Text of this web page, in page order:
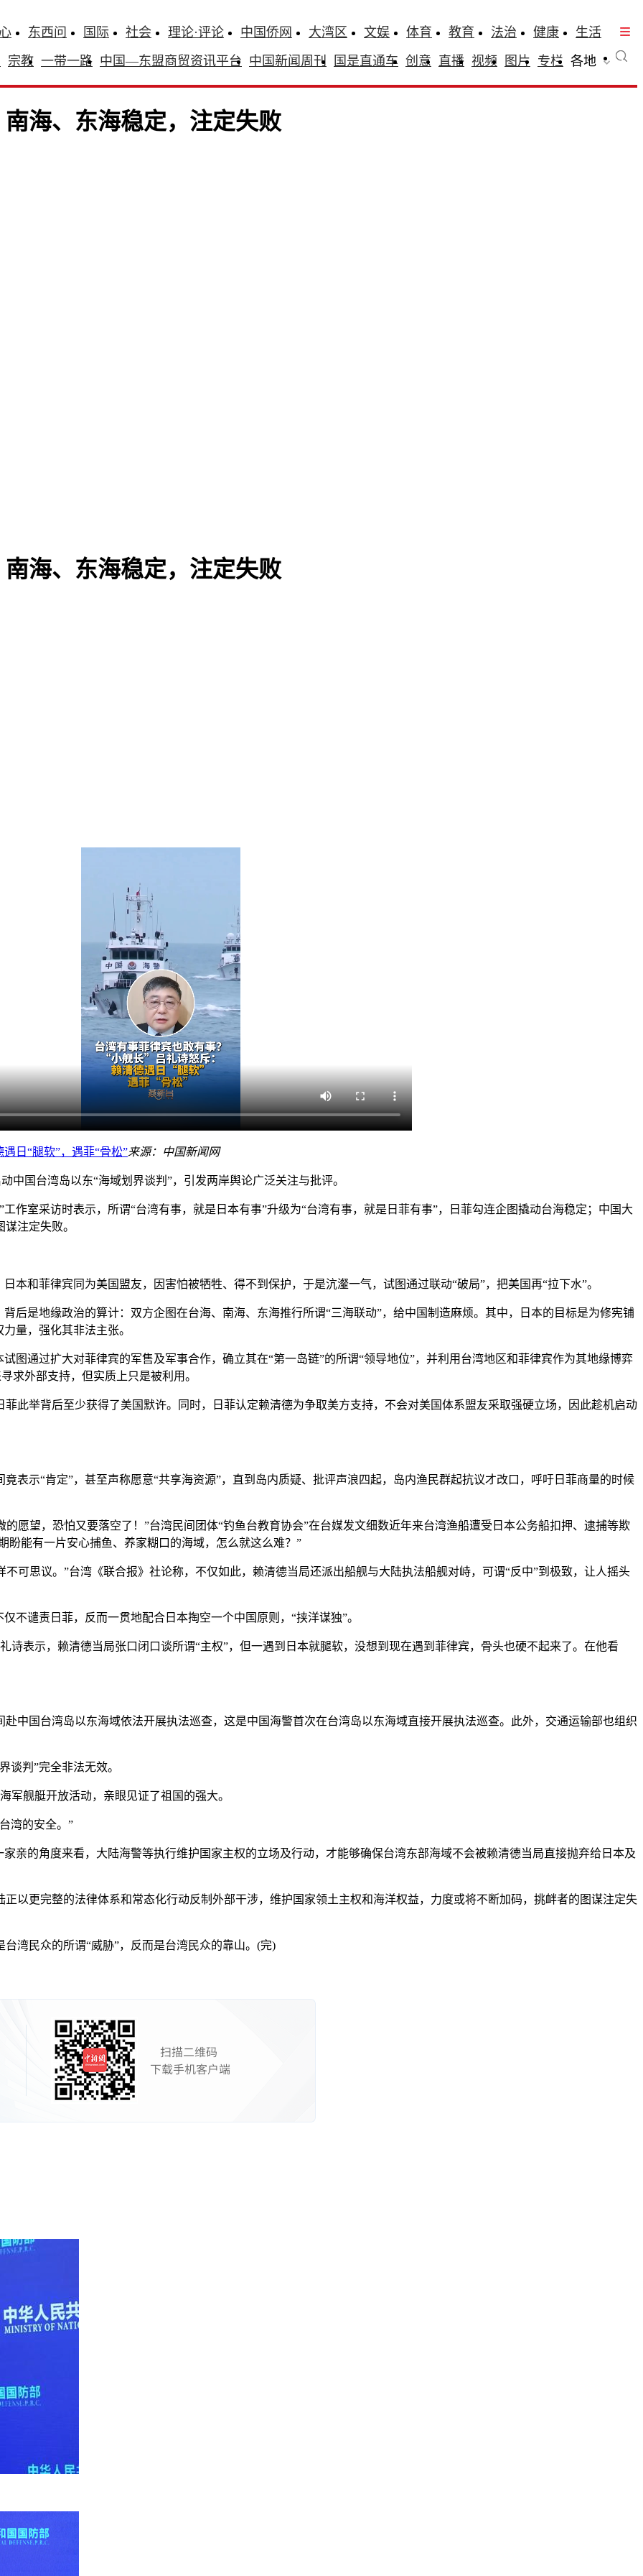
东西问 国际 社会 理论·评论 中国侨网 大湾区 文娱 体育 教育 法治 健康
生活
宗教 一带一路 中国—东盟商贸资讯平台 中国新闻周刊 国是直通车 创意 直播 视频 图片 专栏 各地
海、东海稳定，注定失败
海、东海稳定，注定失败
日“腿软”，遇菲“骨松”来源：中国新闻网
中国台湾岛以东“海域划界谈判”，引发两岸舆论广泛关注与批评。
工作室采访时表示，所谓“台湾有事，就是日本有事”升级为“台湾有事，就是日菲有事”，日菲勾连企图撬动台海稳定；中国大
注定失败。
和菲律宾同为美国盟友，因害怕被牺牲、得不到保护，于是沆瀣一气，试图通过联动“破局”，把美国再“拉下水”。
是地缘政治的算计：双方企图在台海、南海、东海推行所谓“三海联动”，给中国制造麻烦。其中，日本的目标是为修宪铺
量，强化其非法主张。
试图通过扩大对菲律宾的军售及军事合作，确立其在“第一岛链”的所谓“领导地位”，并利用台湾地区和菲律宾作为其地缘博弈
求外部支持，但实质上只是被利用。
举背后至少获得了美国默许。同时，日菲认定赖清德为争取美方支持，不会对美国体系盟友采取强硬立场，因此趁机启动
示“肯定”，甚至声称愿意“共享海资源”，直到岛内质疑、批评声浪四起，岛内渔民群起抗议才改口，呼吁日菲商量的时候
望，恐怕又要落空了！”台湾民间团体“钓鱼台教育协会”在台媒发文细数近年来台湾渔船遭受日本公务船扣押、逮捕等欺
盼能有一片安心捕鱼、养家糊口的海域，怎么就这么难？”
思议。”台湾《联合报》社论称，不仅如此，赖清德当局还派出船舰与大陆执法船舰对峙，可谓“反中”到极致，让人摇头
谴责日菲，反而一贯地配合日本掏空一个中国原则，“挟洋谋独”。
表示，赖清德当局张口闭口谈所谓“主权”，但一遇到日本就腿软，没想到现在遇到菲律宾，骨头也硬不起来了。在他看
国台湾岛以东海域依法开展执法巡查，这是中国海警首次在台湾岛以东海域直接开展执法巡查。此外，交通运输部也组织
判”完全非法无效。
舰艇开放活动，亲眼见证了祖国的强大。
湾的安全。”
的角度来看，大陆海警等执行维护国家主权的立场及行动，才能够确保台湾东部海域不会被赖清德当局直接抛弃给日本及
更完整的法律体系和常态化行动反制外部干涉，维护国家领土主权和海洋权益，力度或将不断加码，挑衅者的图谋注定失
民众的所谓“威胁”，反而是台湾民众的靠山。(完)